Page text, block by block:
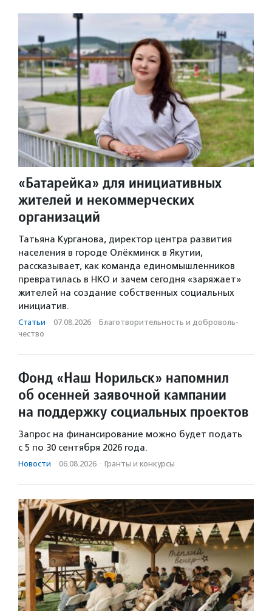
«Батарейка» для инициативных
жителей и некоммерческих
организаций
Татьяна Курганова, директор центра развития
населения в городе Олёкминск в Якутии,
рассказывает, как команда единомышленников
превратилась в НКО и зачем сегодня «заряжает»
жителей на создание собственных социальных
инициатив.
Статьи · 07.08.2026 · Благотвори­тель­ность и доброволь­
чест­во
Фонд «Наш Норильск» напомнил
об осенней заявочной кампании
на поддержку социальных проектов
Запрос на финансирование можно будет подать
с 5 по 30 сентября 2026 года.
Новости · 06.08.2026 · Гранты и конкурсы